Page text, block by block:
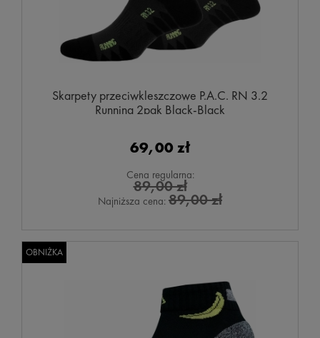
Skarpety przeciwkleszczowe P.A.C. RN 3.2
Running 2pak Black-Black
69,00 zł
Cena regularna:
89,00 zł
Najniższa cena: 89,00 zł
OBNIŻKA